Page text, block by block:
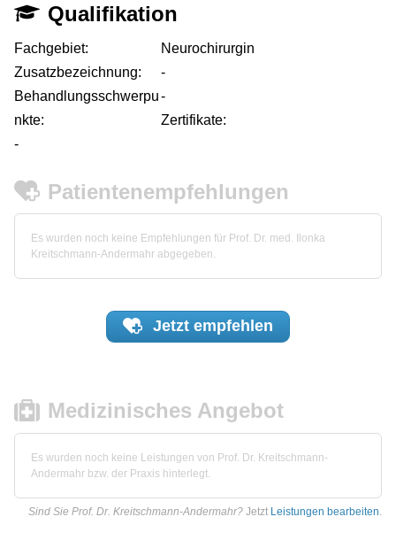
Qualifikation
Fachgebiet:
Neurochirurgin
Zusatzbezeichnung:
-
Behandlungsschwerpu
nkte:
-
Zertifikate:
-
Patientenempfehlungen
Es wurden noch keine Empfehlungen für Prof. Dr. med. Ilonka
Kreitschmann-Andermahr abgegeben.
Jetzt empfehlen
Medizinisches Angebot
Es wurden noch keine Leistungen von Prof. Dr. Kreitschmann-
Andermahr bzw. der Praxis hinterlegt.
Sind Sie Prof. Dr. Kreitschmann-Andermahr? Jetzt Leistungen bearbeiten.